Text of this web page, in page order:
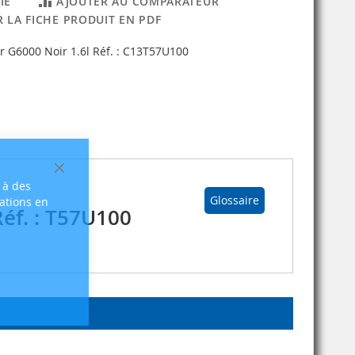
Fermer
des
en
LA FICHE PRODUIT EN PDF
Noir 1.6l Réf. : C13T57U100
Glossaire
: T57U100